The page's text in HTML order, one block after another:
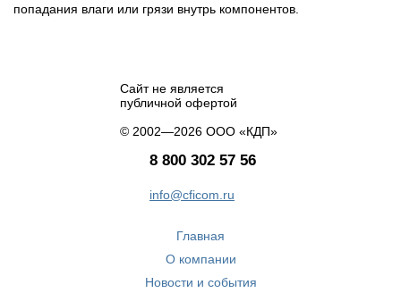
попадания влаги или грязи внутрь компонентов.
Сайт не является
публичной офертой
© 2002—2026 ООО «КДП»
8 800 302 57 56
info@cficom.ru
Главная
О компании
Новости и события